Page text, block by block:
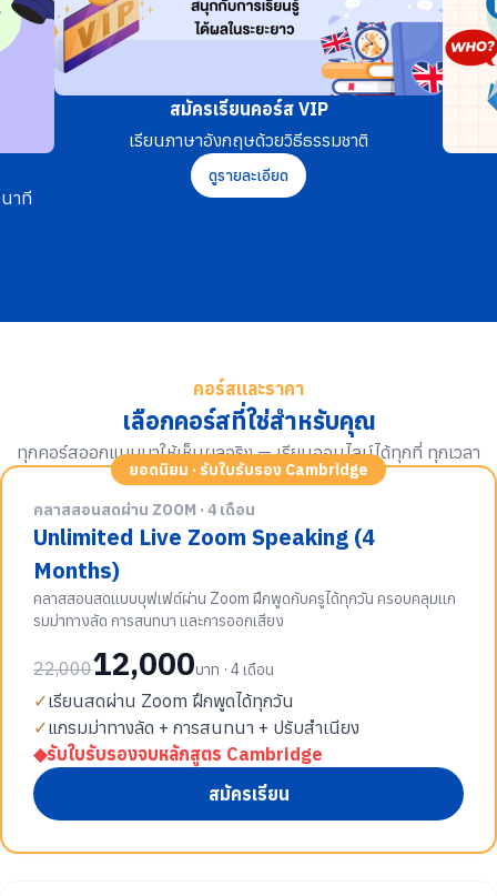
าที
สมัครเรียนคอร์ส VIP
เรียนภาษาอังกฤษด้วยวิธีธรรมชาติ
ดูรายละเอียด
คอร์สและราคา
เลือกคอร์สที่ใช่สำหรับคุณ
ทุกคอร์สออกแบบมาให้เห็นผลจริง — เรียนออนไลน์ได้ทุกที่ ทุกเวลา
ยอดนิยม · รับใบรับรอง Cambridge
คลาสสอนสดผ่าน ZOOM · 4 เดือน
Unlimited Live Zoom Speaking (4
Months)
คลาสสอนสดแบบบุฟเฟต์ผ่าน Zoom ฝึกพูดกับครูได้ทุกวัน ครอบคลุมแก
รมม่าทางลัด การสนทนา และการออกเสียง
22,00012,000บาท · 4 เดือน
✓เรียนสดผ่าน Zoom ฝึกพูดได้ทุกวัน
✓แกรมม่าทางลัด + การสนทนา + ปรับสำเนียง
◆รับใบรับรองจบหลักสูตร Cambridge
สมัครเรียน